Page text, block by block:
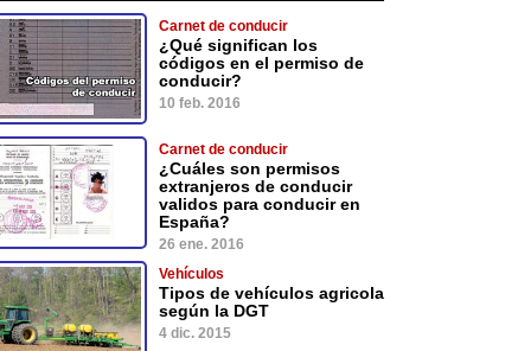
Carnet de conducir
¿Qué significan los
códigos en el permiso de
conducir?
10 feb. 2016
Carnet de conducir
¿Cuáles son permisos
extranjeros de conducir
validos para conducir en
España?
26 ene. 2016
Vehículos
Tipos de vehículos agricola
según la DGT
4 dic. 2015